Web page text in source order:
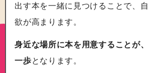
出す本を一緒に見つけることで、
欲が高まります。
身近な場所に本を用意することが
一歩となります。